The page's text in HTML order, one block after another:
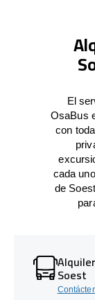
El
OsaBus
con
cada
de
Soest